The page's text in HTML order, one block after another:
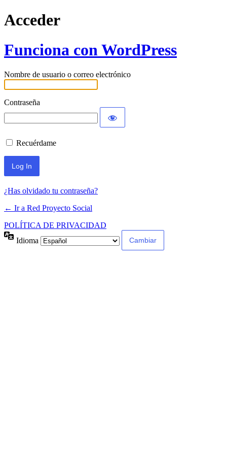
Acceder
Funciona con WordPress
Nombre de usuario o correo electrónico
Contraseña
Recuérdame
¿Has olvidado tu contraseña?
← Ir a Red Proyecto Social
POLÍTICA DE PRIVACIDAD
Idioma